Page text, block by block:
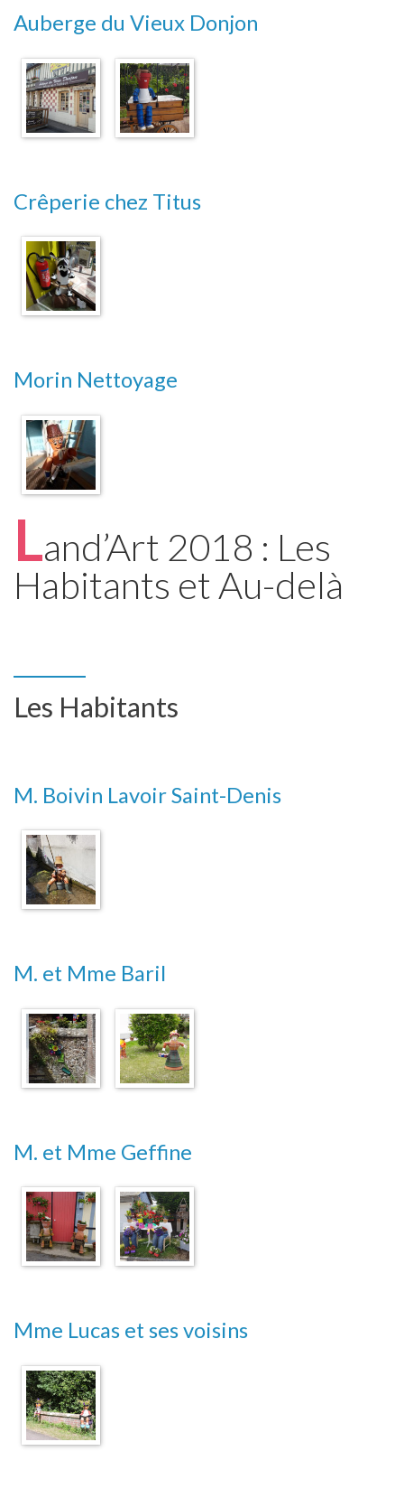
Auberge du Vieux Donjon
Crêperie chez Titus
Morin Nettoyage
Land’Art 2018 : Les
Habitants et Au-delà
Les Habitants
M. Boivin Lavoir Saint-Denis
M. et Mme Baril
M. et Mme Geffine
Mme Lucas et ses voisins